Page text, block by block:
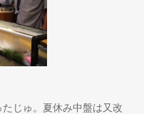
じゅ。夏休み中盤は又改